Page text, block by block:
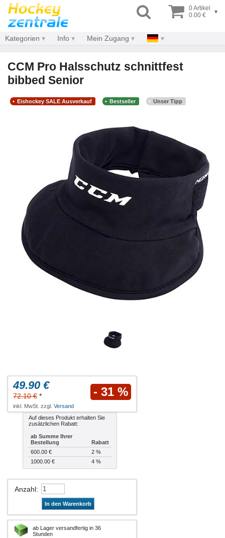
0 Artikel
0.00 €
▾
Kategorien Info Mein Zugang
CCM Pro Halsschutz schnittfest
bibbed Senior
Eishockey SALE Ausverkauf Bestseller Unser Tipp
49.90 €
72.10 € * - 31 %
inkl. MwSt. zzgl. Versand
Auf dieses Produkt erhalten Sie
zusätzlichen Rabatt:
ab Summe Ihrer
Bestellung
Rabatt
600.00 €
2 %
1000.00 €
4 %
Anzahl:
In den Warenkorb
ab Lager versandfertig in 36
Stunden